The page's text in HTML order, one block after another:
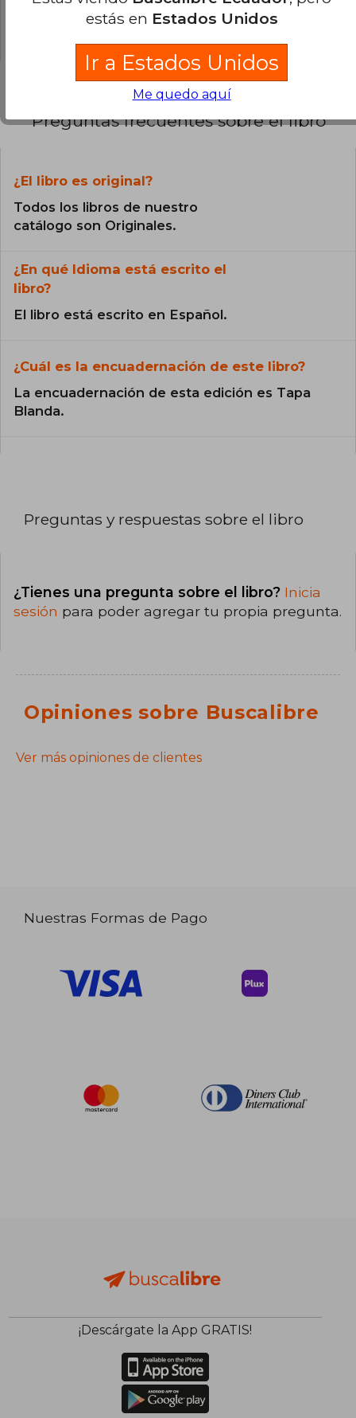
0% (0)
Preguntas frecuentes sobre el libro
¿El libro es original?
Todos los libros de nuestro
catálogo son Originales.
¿En qué Idioma está escrito el
libro?
El libro está escrito en Español.
¿Cuál es la encuadernación de este libro?
La encuadernación de esta edición es Tapa
Blanda.
Preguntas y respuestas sobre el libro
¿Tienes una pregunta sobre el libro? Inicia
sesión para poder agregar tu propia pregunta.
Opiniones sobre Buscalibre
Ver más opiniones de clientes
Nuestras Formas de Pago
¡Descárgate la App GRATIS!
estás en Estados Unidos
Ir a Estados Unidos
Me quedo aquí